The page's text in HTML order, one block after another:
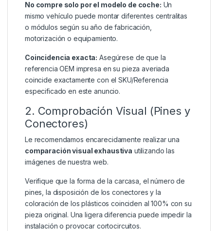
No compre solo por el modelo de coche: Un
mismo vehículo puede montar diferentes centralitas
o módulos según su año de fabricación,
motorización o equipamiento.
Coincidencia exacta: Asegúrese de que la
referencia OEM impresa en su pieza averiada
coincide exactamente con el SKU/Referencia
especificado en este anuncio.
2. Comprobación Visual (Pines y
Conectores)
Le recomendamos encarecidamente realizar una
comparación visual exhaustiva utilizando las
imágenes de nuestra web.
Verifique que la forma de la carcasa, el número de
pines, la disposición de los conectores y la
coloración de los plásticos coinciden al 100% con su
pieza original. Una ligera diferencia puede impedir la
instalación o provocar cortocircuitos.